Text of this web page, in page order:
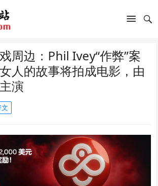
周边：Phil Ivey“作弊”案
人的故事将拍成电影，由
演